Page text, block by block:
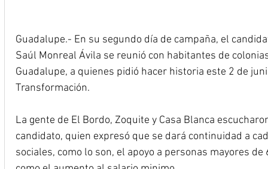
Guadalupe.- En su segundo día de campaña, el
Saúl Monreal Ávila se reunió con habitantes de
Guadalupe, a quienes pidió hacer historia este 2 de
Transformación.
La gente de El Bordo, Zoquite y Casa Blanca
candidato, quien expresó que se dará continuidad a
sociales, como lo son, el apoyo a personas mayores